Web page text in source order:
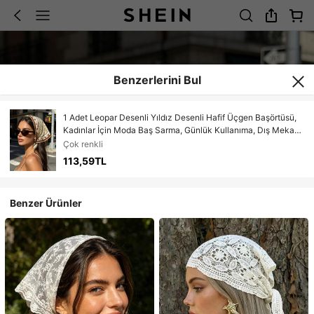
Benzerlerini Bul
1 Adet Leopar Desenli Yıldız Desenli Hafif Üçgen Başörtüsü,
Kadınlar İçin Moda Baş Sarma, Günlük Kullanıma, Dış Mekan
Fotoğrafçılığına, Plaja, Tatile Uygun, Çok Yönlü Aksesuar Tatil
Bandanası
Çok renkli
113,59TL
Benzer Ürünler